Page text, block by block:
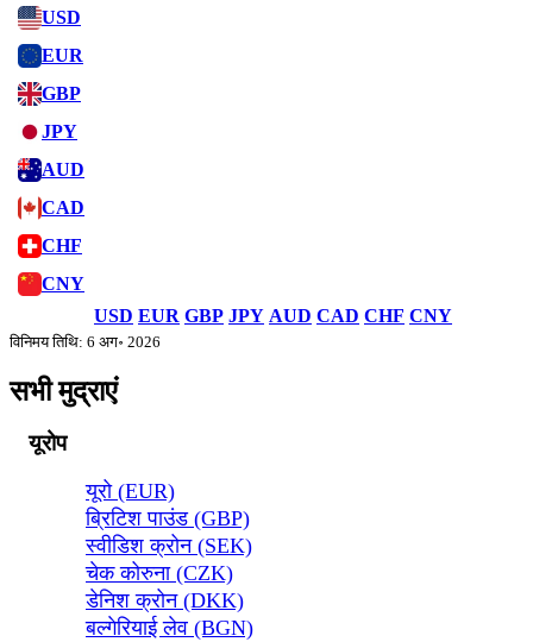
USD
EUR
GBP
JPY
AUD
CAD
CHF
CNY
USD EUR GBP JPY AUD CAD CHF CNY
विनिमय तिथि: 6 अग॰ 2026
सभी मुद्राएं
यूरोप
यूरो (EUR)
ब्रिटिश पाउंड (GBP)
स्वीडिश क्रोन (SEK)
चेक कोरुना (CZK)
डेनिश क्रोन (DKK)
बल्गेरियाई लेव (BGN)